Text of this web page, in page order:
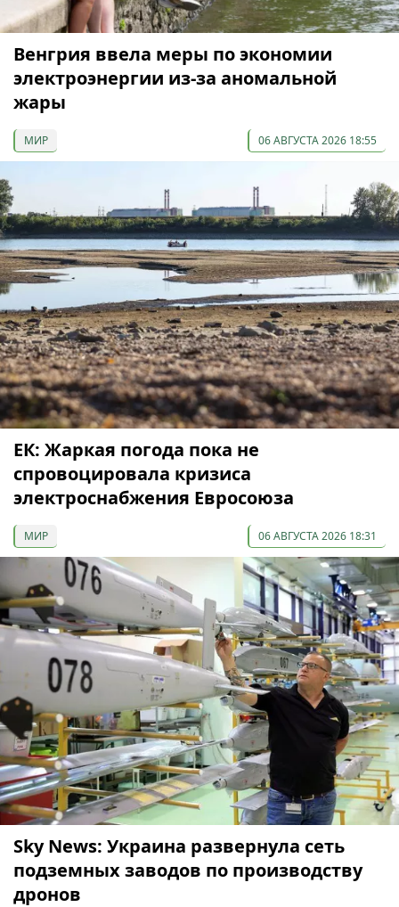
Венгрия ввела меры по экономии
электроэнергии из-за аномальной
жары
МИР 06 АВГУСТА 2026 18:55
ЕК: Жаркая погода пока не
спровоцировала кризиса
электроснабжения Евросоюза
МИР 06 АВГУСТА 2026 18:31
Sky News: Украина развернула сеть
подземных заводов по производству
дронов